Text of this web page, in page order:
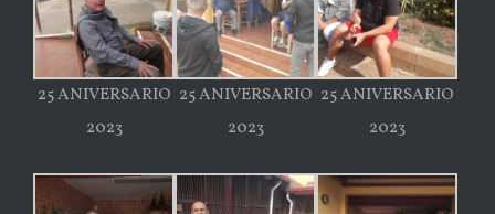
25 ANIVERSARIO
2023
25 ANIVERSARIO
2023
25 ANIVERSARIO
2023